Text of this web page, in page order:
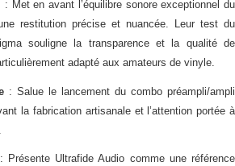
: Met en avant l’équilibre sonore exceptionnel du
restitution précise et nuancée. Leur test du
souligne la transparence et la qualité de
adapté aux amateurs de vinyle.
: Salue le lancement du combo préampli/ampli
la fabrication artisanale et l’attention portée à
: Présente Ultrafide Audio comme une référence